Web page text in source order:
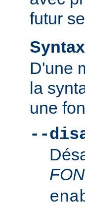
futur
D'une
la
une
--